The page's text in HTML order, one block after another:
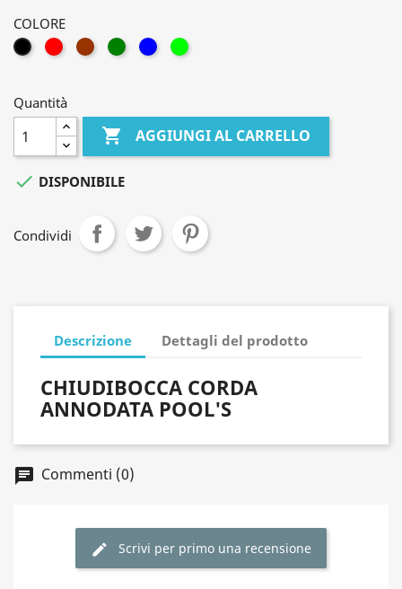
COLORE
NEROROSSOMARRONE
VERDEROYALVERDE
Quantità
 AGGIUNGI AL CARRELLO
 DISPONIBILE
Condividi
Descrizione Dettagli del prodotto
CHIUDIBOCCA CORDA
ANNODATA POOL'S
Commenti (0)
Scrivi per primo una recensione